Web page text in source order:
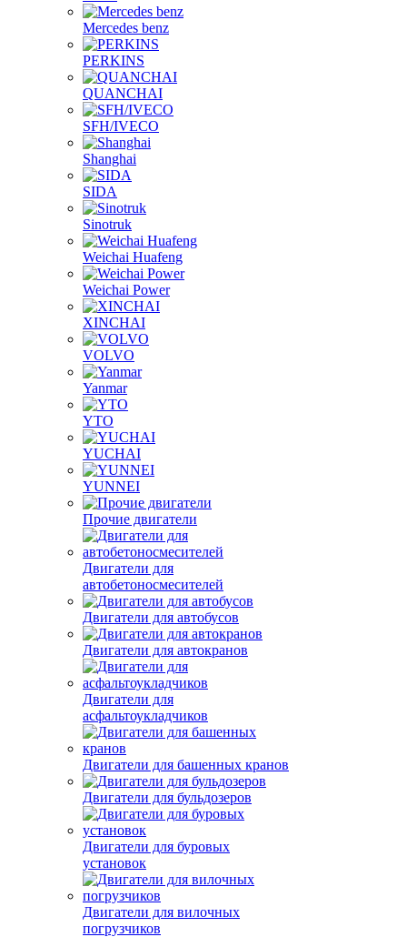
Mercedes benz
PERKINS
QUANCHAI
SFH/IVECO
Shanghai
SIDA
Sinotruk
Weichai Huafeng
Weichai Power
XINCHAI
VOLVO
Yanmar
YTO
YUCHAI
YUNNEI
Прочие двигатели
Двигатели для
автобетоносмесителей
Двигатели для автобусов
Двигатели для автокранов
Двигатели для
асфальтоукладчиков
Двигатели для башенных кранов
Двигатели для бульдозеров
Двигатели для буровых
установок
Двигатели для вилочных
погрузчиков